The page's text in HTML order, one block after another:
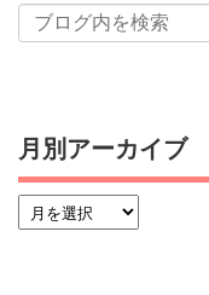
月別アーカイブ